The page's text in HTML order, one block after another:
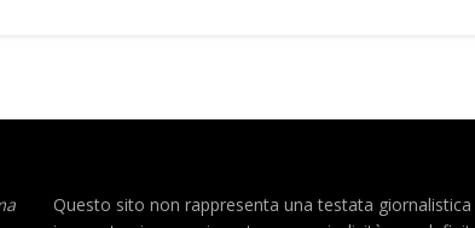
Questo sito non rappresenta una testata giornalistica